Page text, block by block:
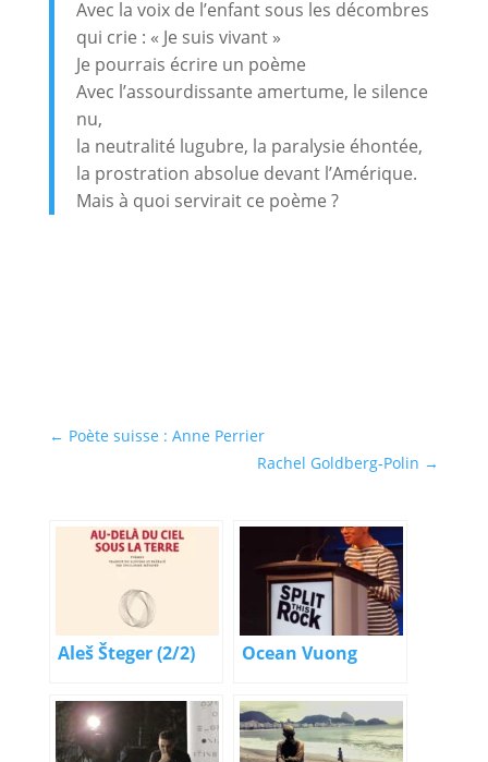
Avec la voix de l’enfant sous les décombres
qui crie : « Je suis vivant »
Je pourrais écrire un poème
Avec l’assourdissante amertume, le silence
nu,
la neutralité lugubre, la paralysie éhontée,
la prostration absolue devant l’Amérique.
Mais à quoi servirait ce poème ?
← Poète suisse : Anne Perrier
Rachel Goldberg-Polin →
Aleš Šteger (2/2) Ocean Vuong